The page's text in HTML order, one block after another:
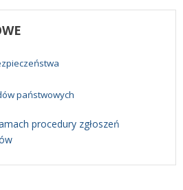
państwowych
procedury zgłoszeń